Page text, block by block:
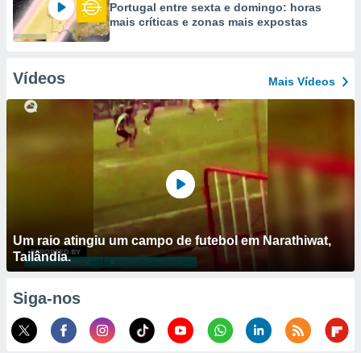
Portugal entre sexta e domingo: horas
mais críticas e zonas mais expostas
Vídeos Mais Vídeos
Um raio atingiu um campo de futebol em Narathiwat,
Tailândia.
Siga-nos